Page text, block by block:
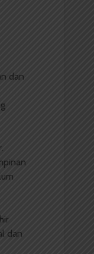
dan
dan